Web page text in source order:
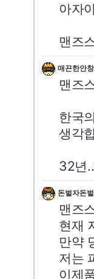
아자
맨즈
매끈한안
맨즈
한국
생각
32년
돈벌자돈
맨즈
현재
만약
저는
이제